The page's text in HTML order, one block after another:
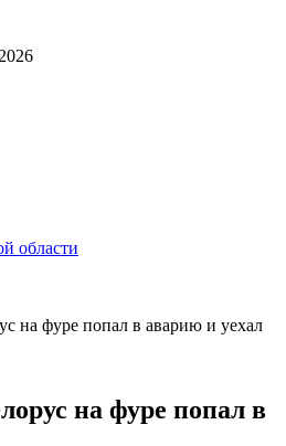
области
на фуре попал в аварию и уехал
на фуре попал в